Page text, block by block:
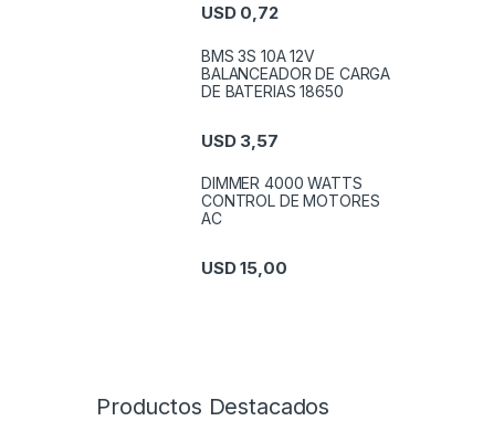
USD0,72
BMS 3S 10A 12V
BALANCEADOR DE CARGA
DE BATERIAS 18650
USD3,57
DIMMER 4000 WATTS
CONTROL DE MOTORES
AC
USD15,00
Productos Destacados